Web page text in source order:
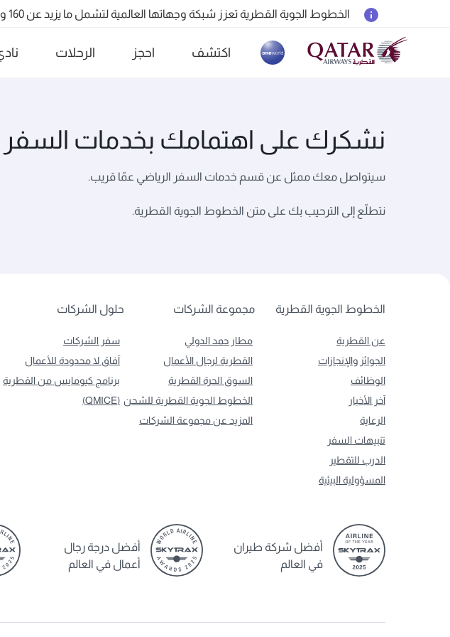
الخطوط الجوية القطرية تعزز شبكة وجهاتها العالمية لتشمل ما يزيد عن 160 وجهة
18 يونيو 2026: تحديثات خاصة باصطحاب الشواحن المحمولة أثناء السفر
اكتشف
(active)
احجز الرحلات
نشكرك على اهتمامك بخدمات السفر
سيتواصل معك ممثل عن قسم خدمات السفر الرياضي عمّا قريب.
نتطلّع إلى الترحيب بك على متن الخطوط الجوية القطرية.
الخطوط الجوية القطرية مجموعة الشركات حلول الشركات
عن القطرية
الجوائز والإنجازات
الوظائف
آخر الأخبار
الرعاية
تنبيهات السفر
الدرب للتقطير
المسؤولية البيئية
مطار حمد الدولي
القطرية لرجال الأعمال
السوق الحرة القطرية
الخطوط الجوية القطرية للشحن
المزيد عن مجموعة الشركات
سفر الشركات
آفاق لا محدودة للأعمال
برنامج كيومايس من القطرية
(QMICE)
أفضل شركة طيران
في العالم
أفضل درجة رجال
أعمال في العالم